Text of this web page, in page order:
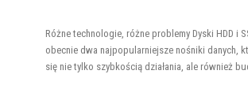
Różne technologie, różne problemy Dyski HDD i
obecnie dwa najpopularniejsze nośniki danych,
się nie tylko szybkością działania, ale również